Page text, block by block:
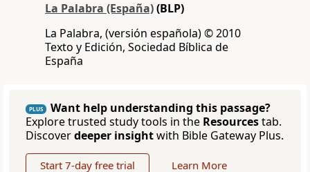
La Palabra (España)(BLP)
La Palabra, (versión española) © 2010
Texto y Edición, Sociedad Bíblica de
España
PLUS
Want help understanding this passage?
Explore trusted study tools in the Resourcestab.
Discoverdeeper insightwith Bible Gateway Plus.
Start 7-day free trial Learn More